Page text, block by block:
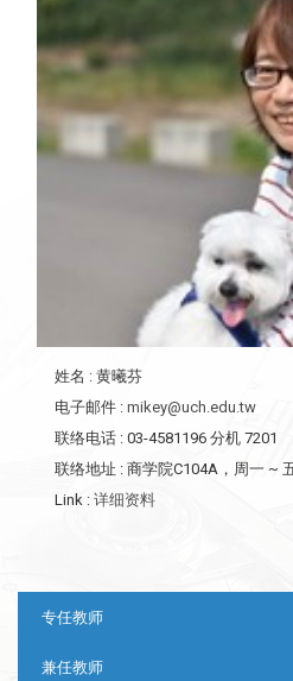
姓名 : 黄曦芬
电子邮件 : mikey@uch.edu.tw
联络电话 : 03-4581196 分机 7201
联络地址 : 商学院C104A，周一 ~
Link : 详细资料
专任教师
兼任教师